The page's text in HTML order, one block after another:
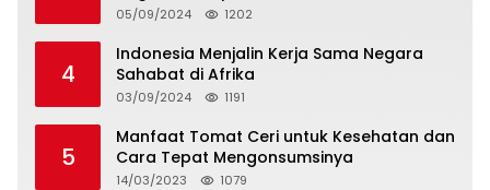
Kabupeten Kepulauan Selayar
05/09/2024 1202
4
Indonesia Menjalin Kerja Sama Negara
Sahabat di Afrika
03/09/2024 1191
5
Manfaat Tomat Ceri untuk Kesehatan dan
Cara Tepat Mengonsumsinya
14/03/2023 1079